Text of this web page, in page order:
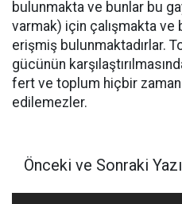
bulunmakta ve bunlar bu
varmak) için çalışmakta
erişmiş bulunmaktadırlar.
gücünün
fert ve toplum hiçbir
edilemezler.
Önceki ve Sonraki